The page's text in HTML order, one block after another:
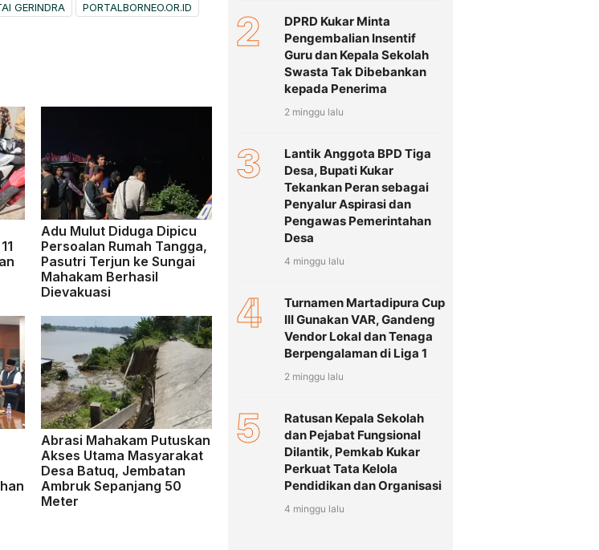
GERINDRA
PORTALBORNEO.OR.ID
Adu Mulut Diduga Dipicu
Persoalan Rumah Tangga,
Pasutri Terjun ke Sungai
Mahakam Berhasil
Dievakuasi
Abrasi Mahakam Putuskan
Akses Utama Masyarakat
Desa Batuq, Jembatan
Ambruk Sepanjang 50
Meter
2
DPRD Kukar Minta
Pengembalian Insentif
Guru dan Kepala Sekolah
Swasta Tak Dibebankan
kepada Penerima
2 minggu lalu
3
Lantik Anggota BPD Tiga
Desa, Bupati Kukar
Tekankan Peran sebagai
Penyalur Aspirasi dan
Pengawas Pemerintahan
Desa
4 minggu lalu
4
Turnamen Martadipura Cup
III Gunakan VAR, Gandeng
Vendor Lokal dan Tenaga
Berpengalaman di Liga 1
2 minggu lalu
5
Ratusan Kepala Sekolah
dan Pejabat Fungsional
Dilantik, Pemkab Kukar
Perkuat Tata Kelola
Pendidikan dan Organisasi
4 minggu lalu